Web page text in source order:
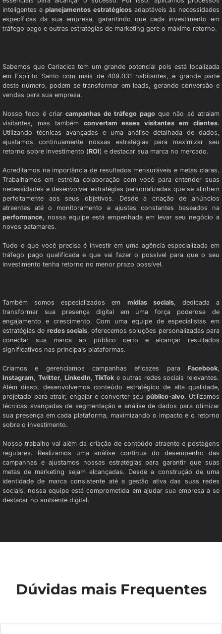
inteligentes eplanejamentos estratégicosadaptáveis às necessidades
específicas da sua empresa, garantindo que cada investimento em
tráfego pago e outras estratégias de marketing gere o máximo retorno.
Sabemos que Cariacica tem um grande potencial pois está localizada
em Espírito Santo com mais de 409.031 habitantes, e grande parte
deste número, podem se transformar em leads, gerando conversão e
vendas para sua empresa.
Nosso foco é criarcampanhas de tráfego pagoque não só atraiam
visitantes, mas também convertam esses visitantes em clientes.
Utilizando técnicas avançadas e uma análise detalhada de dados,
ajustamos continuamente nossas estratégias para maximizar seu
retorno sobre investimento (ROI) e destacar sua marca no mercado.
Acreditamos na importância de resultados mensuráveis e metas claras.
Trabalhamos em estreita colaboração com você para entender suas
necessidades e desenvolver estratégias personalizadas que se alinhem
perfeitamente aos seus objetivos. Desde a criação de anúncios
atraentes até o monitoramento e ajustes constantes baseados na
performance, nossa equipe está empenhada em levar seu negócio a
novos patamares.
Tudo o que você precisa é investir em uma agência especializada em
tráfego pago qualificada e que vai fazer o possível para que o seu
investimento tenha retorno no menor prazo possível.
Também somos especializados em mídias sociais, dedicada a
transformar sua presença digital em uma força poderosa de
engajamento e crescimento. Com uma equipe de especialistas em
estratégias de redes sociais, oferecemos soluções personalizadas para
conectar sua marca ao público certo e alcançar resultados
significativos nas principais plataformas.
Criamos e gerenciamos campanhas eficazes para Facebook,
Instagram, Twitter, LinkedIn,TikTok e outras redes sociais relevantes.
Além disso, desenvolvemos conteúdo estratégico de alta qualidade,
projetado para atrair, engajar e converter seu público-alvo. Utilizamos
técnicas avançadas de segmentação e análise de dados para otimizar
sua presença em cada plataforma, maximizando o impacto e o retorno
sobre o investimento.
Nosso trabalho vai além da criação de conteúdo atraente e postagens
regulares. Realizamos uma análise contínua do desempenho das
campanhas e ajustamos nossas estratégias para garantir que suas
metas de marketing sejam alcançadas. Desde a construção de uma
identidade de marca consistente até a gestão ativa das suas redes
sociais, nossa equipe está comprometida em ajudar sua empresa a se
destacar no ambiente digital.
Dúvidas mais Frequentes